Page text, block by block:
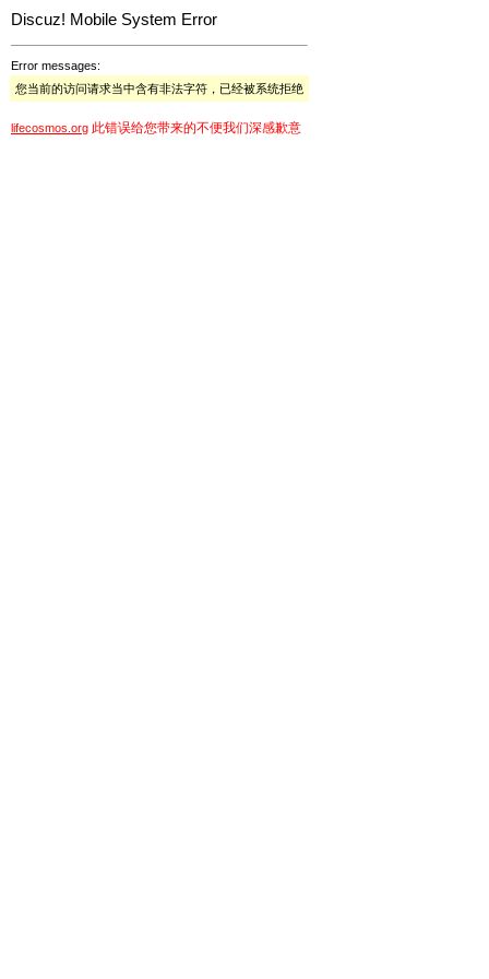
Discuz! Mobile System Error
Error messages:
您当前的访问请求当中含有非法字符，已经被系统拒绝
lifecosmos.org 此错误给您带来的不便我们深感歉意